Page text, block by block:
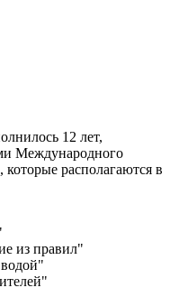
12 лет,
Международного
располагаются в
из правил"